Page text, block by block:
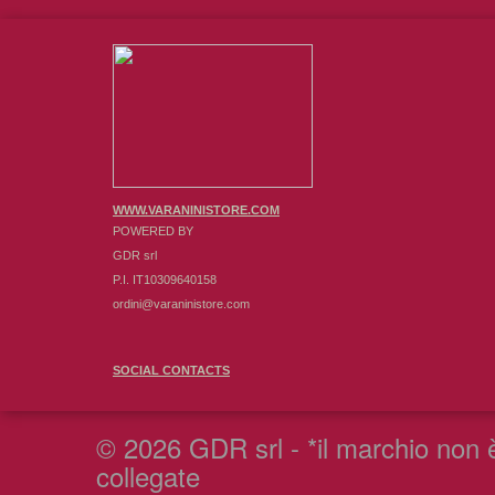
WWW.VARANINISTORE.COM
POWERED BY
GDR srl
P.I. IT10309640158
ordini@varaninistore.com
SOCIAL CONTACTS
© 2026 GDR srl - *il marchio non
collegate